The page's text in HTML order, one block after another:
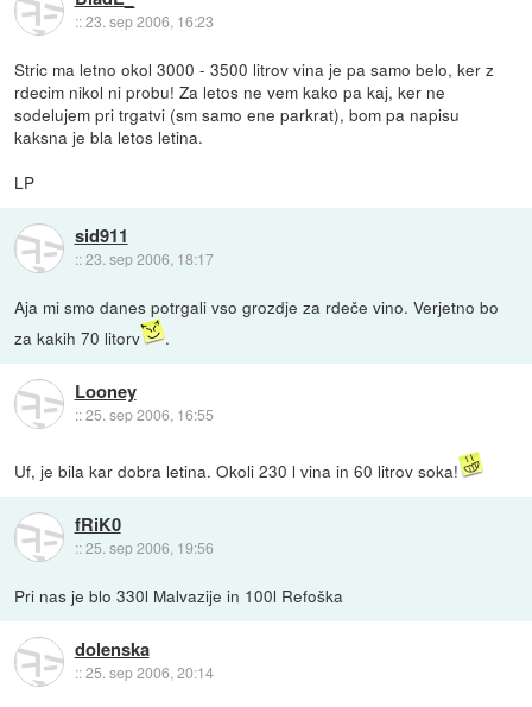
::23. sep 2006, 16:23
Stric ma letno okol 3000 - 3500 litrov vina je pa samo belo, ker z
rdecim nikol ni probu! Za letos ne vem kako pa kaj, ker ne
sodelujem pri trgatvi (sm samo ene parkrat), bom pa napisu
kaksna je bla letos letina.
LP
sid911
::23. sep 2006, 18:17
Aja mi smo danes potrgali vso grozdje za rdeče vino. Verjetno bo
za kakih 70 litorv
.
Looney
::25. sep 2006, 16:55
Uf, je bila kar dobra letina. Okoli 230 l vina in 60 litrov soka!
fRiK0
::25. sep 2006, 19:56
Pri nas je blo 330l Malvazije in 100l Refoška
dolenska
::25. sep 2006, 20:14